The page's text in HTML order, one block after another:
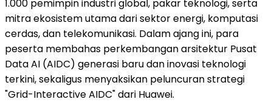
1.000 pemimpin industri global, pakar teknologi, serta
mitra ekosistem utama dari sektor energi, komputasi
cerdas, dan telekomunikasi. Dalam ajang ini, para
peserta membahas perkembangan arsitektur Pusat
Data AI (AIDC) generasi baru dan inovasi teknologi
terkini, sekaligus menyaksikan peluncuran strategi
"Grid-Interactive AIDC" dari Huawei.